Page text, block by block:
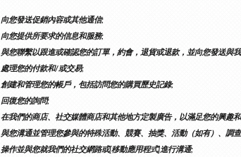
向您發送促銷內容或其他通信;
向您提供所要求的信息和服務;
與您聯繫以跟進或確認您的訂單，約會，退貨或退款，並向您發送與
處理您的付款和/或交易;
創建和管理您的帳戶，包括訪問您的購買歷史記錄;
回復您的詢問;
在我們的商店、社交媒體商店和其他地方定製廣告，以滿足您的興趣
與您溝通並管理您參與的特殊活動、競賽、抽獎、活動（如有）、調
操作並與您就我們的社交網路或[移動應用程式]進行溝通;